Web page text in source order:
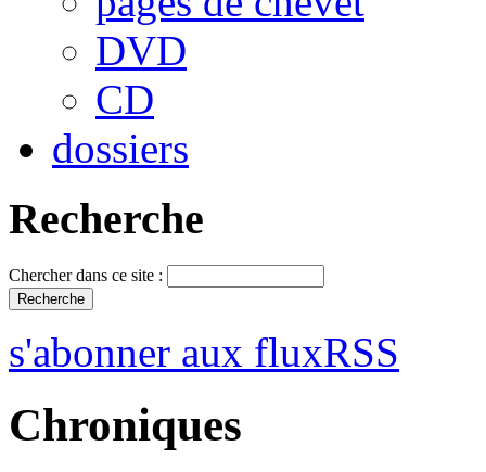
DVD
CD
dossiers
Recherche
Chercher dans ce site :
s'abonner aux fluxRSS
Chroniques